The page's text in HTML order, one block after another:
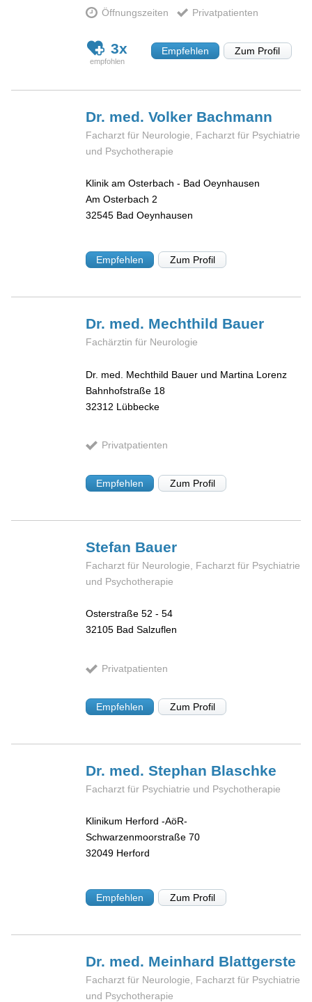
Öffnungszeiten Privatpatienten
3x Empfehlen Zum Profil
Dr. med. Volker Bachmann
Facharzt für Neurologie, Facharzt für Psychiatrie
und Psychotherapie
Klinik am Osterbach - Bad Oeynhausen
Am Osterbach 2
32545 Bad Oeynhausen
Empfehlen Zum Profil
Dr. med. Mechthild Bauer
Fachärztin für Neurologie
Dr. med. Mechthild Bauer und Martina Lorenz
Bahnhofstraße 18
32312 Lübbecke
Privatpatienten
Empfehlen Zum Profil
Stefan Bauer
Facharzt für Neurologie, Facharzt für Psychiatrie
und Psychotherapie
Osterstraße 52 - 54
32105 Bad Salzuflen
Privatpatienten
Empfehlen Zum Profil
Dr. med. Stephan Blaschke
Facharzt für Psychiatrie und Psychotherapie
Klinikum Herford -AöR-
Schwarzenmoorstraße 70
32049 Herford
Empfehlen Zum Profil
Dr. med. Meinhard Blattgerste
Facharzt für Neurologie, Facharzt für Psychiatrie
und Psychotherapie